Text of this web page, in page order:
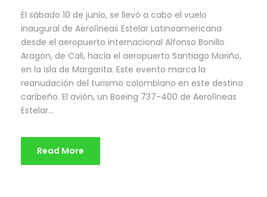
El sábado 10 de junio, se llevó a cabo el vuelo
inaugural de Aerolíneas Estelar Latinoamericana
desde el aeropuerto internacional Alfonso Bonillo
Aragón, de Cali, hacia el aeropuerto Santiago Mariño,
en la isla de Margarita. Este evento marca la
reanudación del turismo colombiano en este destino
caribeño. El avión, un Boeing 737-400 de Aerolíneas
Estelar...
Read More